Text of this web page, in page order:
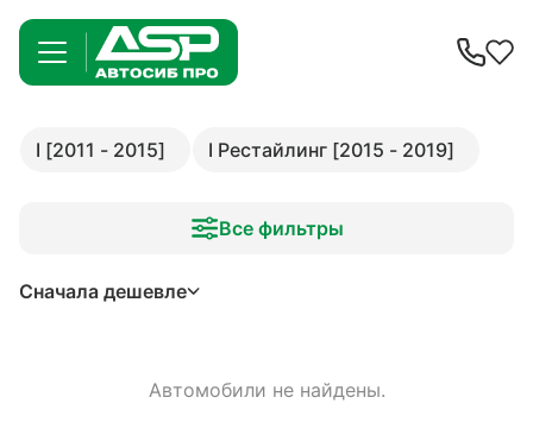
I [2011 - 2015] I Рестайлинг [2015 - 2019]
Все фильтры
Сначала дешевле
Автомобили не найдены.